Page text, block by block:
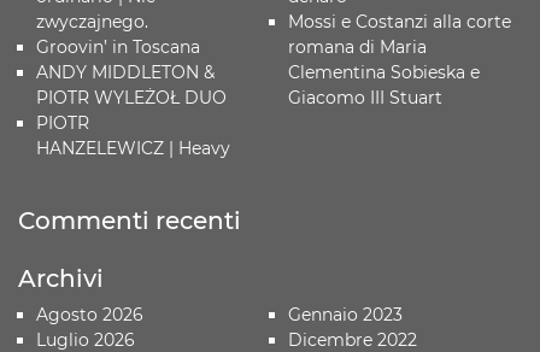
zwyczajnego.
Groovin’ in Toscana
ANDY MIDDLETON &
PIOTR WYLEŻOŁ DUO
PIOTR
HANZELEWICZ | Heavy
Mossi e Costanzi alla corte
romana di Maria
Clementina Sobieska e
Giacomo III Stuart
Commenti recenti
Archivi
Agosto 2026
Luglio 2026
Gennaio 2023
Dicembre 2022